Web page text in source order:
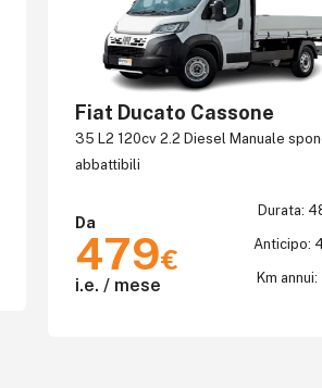
Fiat Ducato Cassone
35 L2 120cv 2.2 Diesel Manuale
abbattibili
Da
479€
i.e. / mese
Durata:
Anticipo:
Km